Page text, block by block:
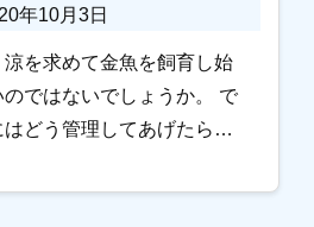
年10月3日
を求めて金魚を飼育し始
ではないでしょうか。 で
どう管理してあげたらい
は金魚の飼育にヒーターは